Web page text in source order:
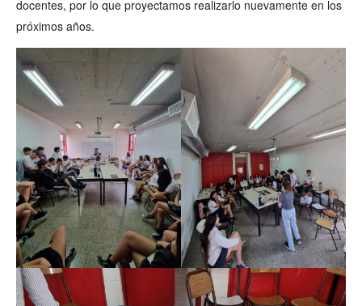
docentes, por lo que proyectamos realizarlo nuevamente en los
próximos años.